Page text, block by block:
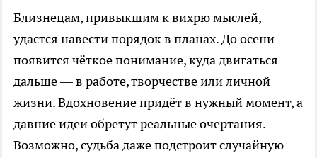
Близнецам, привыкшим к вихрю мыслей,
удастся навести порядок в планах. До осени
появится чёткое понимание, куда двигаться
дальше — в работе, творчестве или личной
жизни. Вдохновение придёт в нужный момент, а
давние идеи обретут реальные очертания.
Возможно, судьба даже подстроит случайную